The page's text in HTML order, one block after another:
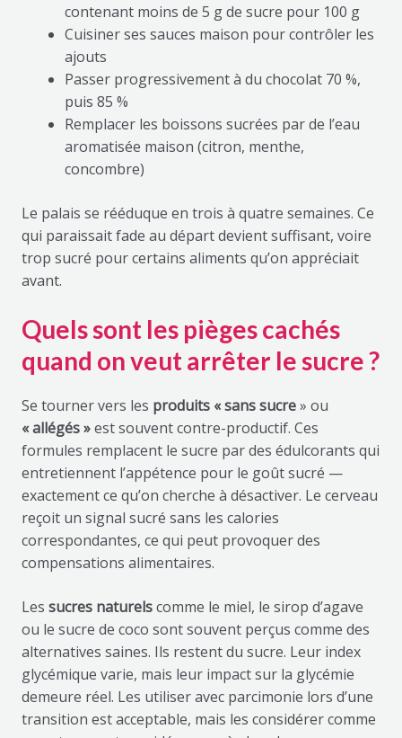
contenant moins de 5 g de sucre pour 100 g
Cuisiner ses sauces maison pour contrôler les
ajouts
Passer progressivement à du chocolat 70 %,
puis 85 %
Remplacer les boissons sucrées par de l’eau
aromatisée maison (citron, menthe,
concombre)
Le palais se rééduque en trois à quatre semaines. Ce
qui paraissait fade au départ devient suffisant, voire
trop sucré pour certains aliments qu’on appréciait
avant.
Quels sont les pièges cachés
quand on veut arrêter le sucre ?
Se tourner vers les produits « sans sucre» ou
« allégés »est souvent contre-productif. Ces
formules remplacent le sucre par des édulcorants qui
entretiennent l’appétence pour le goût sucré —
exactement ce qu’on cherche à désactiver. Le cerveau
reçoit un signal sucré sans les calories
correspondantes, ce qui peut provoquer des
compensations alimentaires.
Les sucres naturelscomme le miel, le sirop d’agave
ou le sucre de coco sont souvent perçus comme des
alternatives saines. Ils restent du sucre. Leur index
glycémique varie, mais leur impact sur la glycémie
demeure réel. Les utiliser avec parcimonie lors d’une
transition est acceptable, mais les considérer comme